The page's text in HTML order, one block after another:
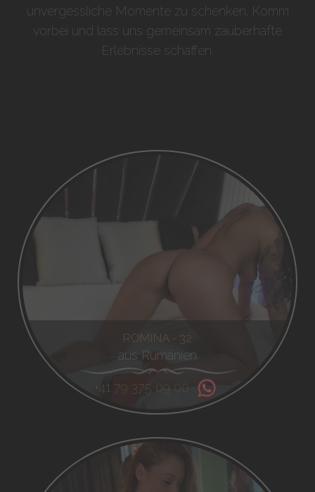
unvergessliche Momente zu schenken. Komm
vorbei und lass uns gemeinsam zauberhafte
Erlebnisse schaffen.
ROMINA - 32
aus Rumänien
+41 79 375 09 00